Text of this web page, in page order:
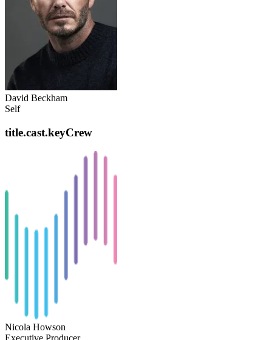
David Beckham
Self
title.cast.keyCrew
Nicola Howson
Executive Producer